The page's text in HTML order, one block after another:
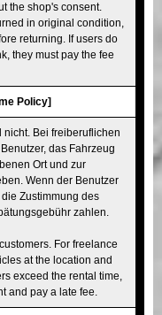
the shop's consent.
in original condition,
returning. If users do
they must pay the fee
Policy]
nicht. Bei freiberuflichen
das Fahrzeug
Ort und zur
Wenn der Benutzer
Zustimmung des
zahlen.
For freelance
at the location and
exceed the rental time,
and pay a late fee.